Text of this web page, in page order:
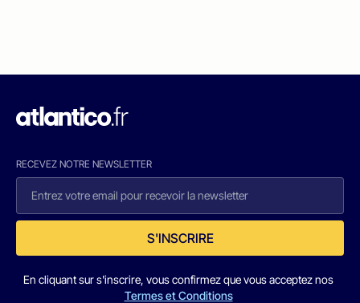
RECEVEZ NOTRE NEWSLETTER
S'INSCRIRE
En cliquant sur s'inscrire, vous confirmez que vous acceptez nos
Termes et Conditions